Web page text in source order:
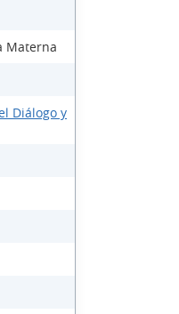
Materna
Diálogo y